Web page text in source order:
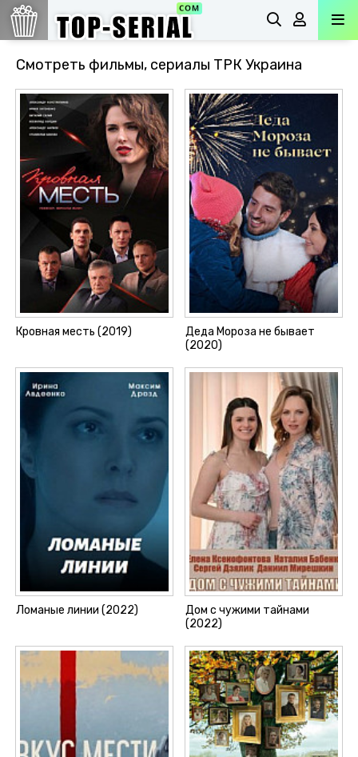
Смотреть фильмы, сериалы ТРК Украина
Кровная месть (2019)
Деда Мороза не бывает
(2020)
Ломаные линии (2022)
Дом с чужими тайнами
(2022)